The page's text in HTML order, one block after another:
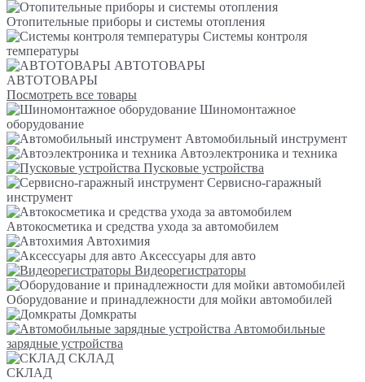
Отопительные приборы и системы отопления
Системы контроля
температуры
АВТОТОВАРЫ
АВТОТОВАРЫ
Посмотреть все товары
Шиномонтажное
оборудование
Автомобильный инструмент
Автоэлектроника и техника
Пусковые устройства
Сервисно-гаражный
инструмент
Автокосметика и средства ухода за автомобилем
Автохимия
Аксессуары для авто
Видеорегистраторы
Оборудование и принадлежности для мойки автомобилей
Домкраты
Автомобильные
зарядные устройства
СКЛАД
СКЛАД